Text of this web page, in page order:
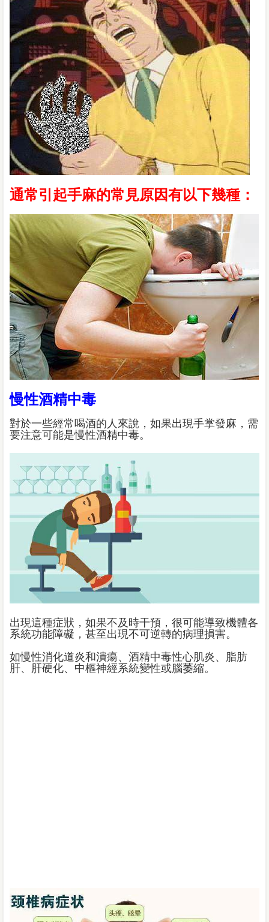
通常引起手麻的常見原因有以下幾種：
慢性酒精中毒
對於一些經常喝酒的人來說，如果出現手掌發麻，需
要注意可能是慢性酒精中毒。
出現這種症狀，如果不及時干預，很可能導致機體各
系統功能障礙，甚至出現不可逆轉的病理損害。
如慢性消化道炎和潰瘍、酒精中毒性心肌炎、脂肪
肝、肝硬化、中樞神經系統變性或腦萎縮。